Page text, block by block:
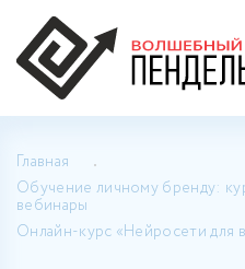
Главная
Обучение личному бренду:
вебинары
Онлайн-курс «Нейросети для